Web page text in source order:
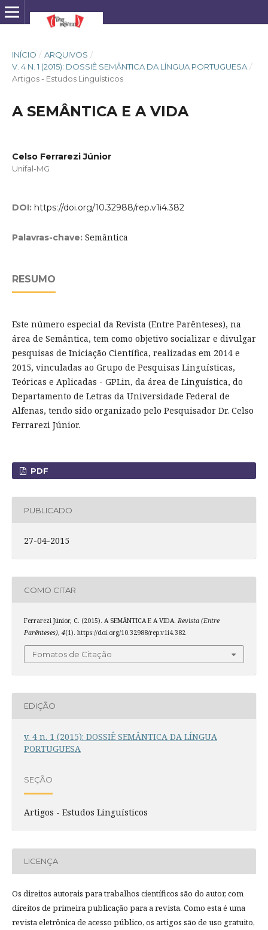
INÍCIO / ARQUIVOS /
V. 4 N. 1 (2015): DOSSIÊ SEMÂNTICA DA LÍNGUA PORTUGUESA /
Artigos - Estudos Linguísticos
A SEMÂNTICA E A VIDA
Celso Ferrarezi Júnior
Unifal-MG
DOI: https://doi.org/10.32988/rep.v1i4.382
Palavras-chave: Semântica
RESUMO
Este número especial da Revista (Entre Parênteses), na
área de Semântica, tem como objetivo socializar e divulgar
pesquisas de Iniciação Científica, realizadas em 2014 e
2015, vinculadas ao Grupo de Pesquisas Linguísticas,
Teóricas e Aplicadas - GPLin, da área de Linguística, do
Departamento de Letras da Universidade Federal de
Alfenas, tendo sido organizado pelo Pesquisador Dr. Celso
Ferrarezi Júnior.
PDF
PUBLICADO
27-04-2015
COMO CITAR
Ferrarezi Júnior, C. (2015). A SEMÂNTICA E A VIDA. Revista (Entre
Parênteses), 4(1). https://doi.org/10.32988/rep.v1i4.382
Fomatos de Citação
EDIÇÃO
v. 4 n. 1 (2015): DOSSIÊ SEMÂNTICA DA LÍNGUA
PORTUGUESA
SEÇÃO
Artigos - Estudos Linguísticos
LICENÇA
Os direitos autorais para trabalhos científicos são do autor, com
direitos de primeira publicação para a revista. Como esta é uma
revista eletrônica de acesso público, os artigos são de uso gratuito,